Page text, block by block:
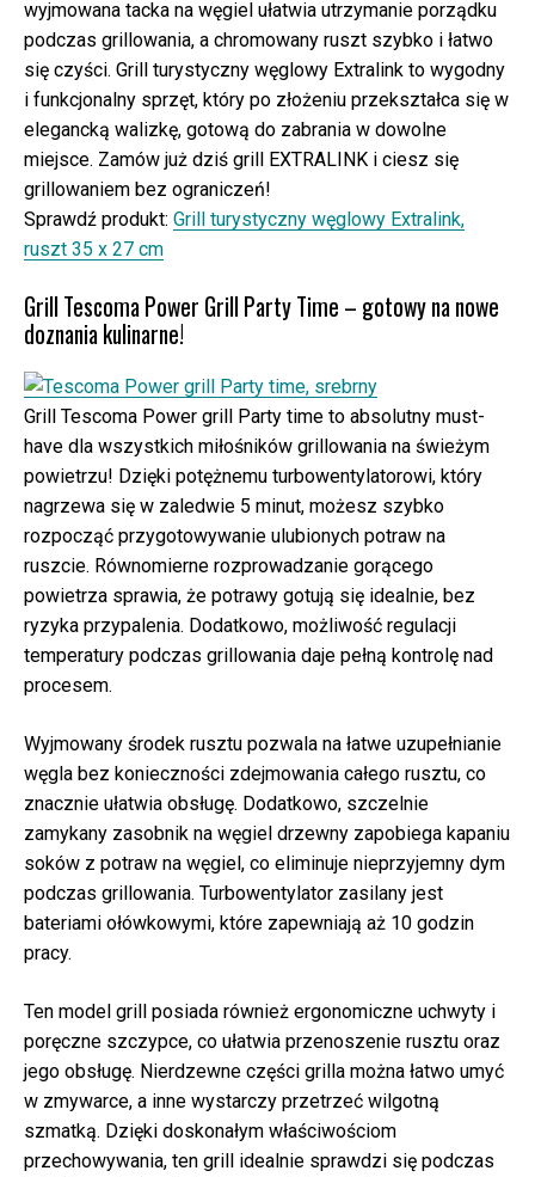
wyjmowana tacka na węgiel ułatwia utrzymanie porządku
podczas grillowania, a chromowany ruszt szybko i łatwo
się czyści. Grill turystyczny węglowy Extralink to wygodny
i funkcjonalny sprzęt, który po złożeniu przekształca się w
elegancką walizkę, gotową do zabrania w dowolne
miejsce. Zamów już dziś grill EXTRALINK i ciesz się
grillowaniem bez ograniczeń!
Sprawdź produkt: Grill turystyczny węglowy Extralink,
ruszt 35 x 27 cm
Grill Tescoma Power Grill Party Time – gotowy na nowe
doznania kulinarne!
Grill Tescoma Power grill Party time to absolutny must-
have dla wszystkich miłośników grillowania na świeżym
powietrzu! Dzięki potężnemu turbowentylatorowi, który
nagrzewa się w zaledwie 5 minut, możesz szybko
rozpocząć przygotowywanie ulubionych potraw na
ruszcie. Równomierne rozprowadzanie gorącego
powietrza sprawia, że potrawy gotują się idealnie, bez
ryzyka przypalenia. Dodatkowo, możliwość regulacji
temperatury podczas grillowania daje pełną kontrolę nad
procesem.
Wyjmowany środek rusztu pozwala na łatwe uzupełnianie
węgla bez konieczności zdejmowania całego rusztu, co
znacznie ułatwia obsługę. Dodatkowo, szczelnie
zamykany zasobnik na węgiel drzewny zapobiega kapaniu
soków z potraw na węgiel, co eliminuje nieprzyjemny dym
podczas grillowania. Turbowentylator zasilany jest
bateriami ołówkowymi, które zapewniają aż 10 godzin
pracy.
Ten model grill posiada również ergonomiczne uchwyty i
poręczne szczypce, co ułatwia przenoszenie rusztu oraz
jego obsługę. Nierdzewne części grilla można łatwo umyć
w zmywarce, a inne wystarczy przetrzeć wilgotną
szmatką. Dzięki doskonałym właściwościom
przechowywania, ten grill idealnie sprawdzi się podczas